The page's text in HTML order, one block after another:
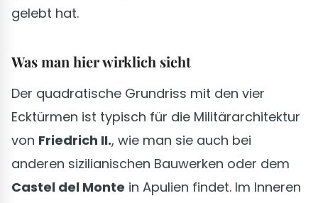
gelebt hat.
Was man hier wirklich sieht
Der quadratische Grundriss mit den vier
Ecktürmen ist typisch für die Militärarchitektur
von Friedrich II., wie man sie auch bei
anderen sizilianischen Bauwerken oder dem
Castel del Monte in Apulien findet. Im Inneren